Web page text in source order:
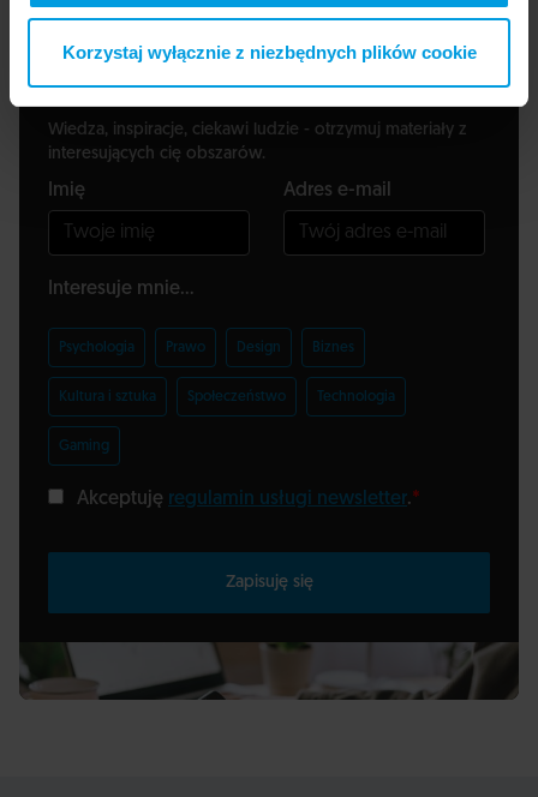
Korzystaj wyłącznie z niezbędnych plików cookie
Zapisz się do newslettera
Wiedza, inspiracje, ciekawi ludzie - otrzymuj materiały z
interesujących cię obszarów.
Imię Adres e-mail
Interesuje mnie...
Psychologia Prawo Design Biznes
Kultura i sztuka Społeczeństwo Technologia
Gaming
Akceptuję regulamin usługi newsletter.*
Zapisuję się